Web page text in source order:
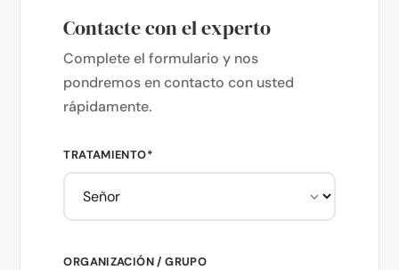
Contacte con el experto
Complete el formulario y nos
pondremos en contacto con usted
rápidamente.
TRATAMIENTO*
ORGANIZACIÓN / GRUPO